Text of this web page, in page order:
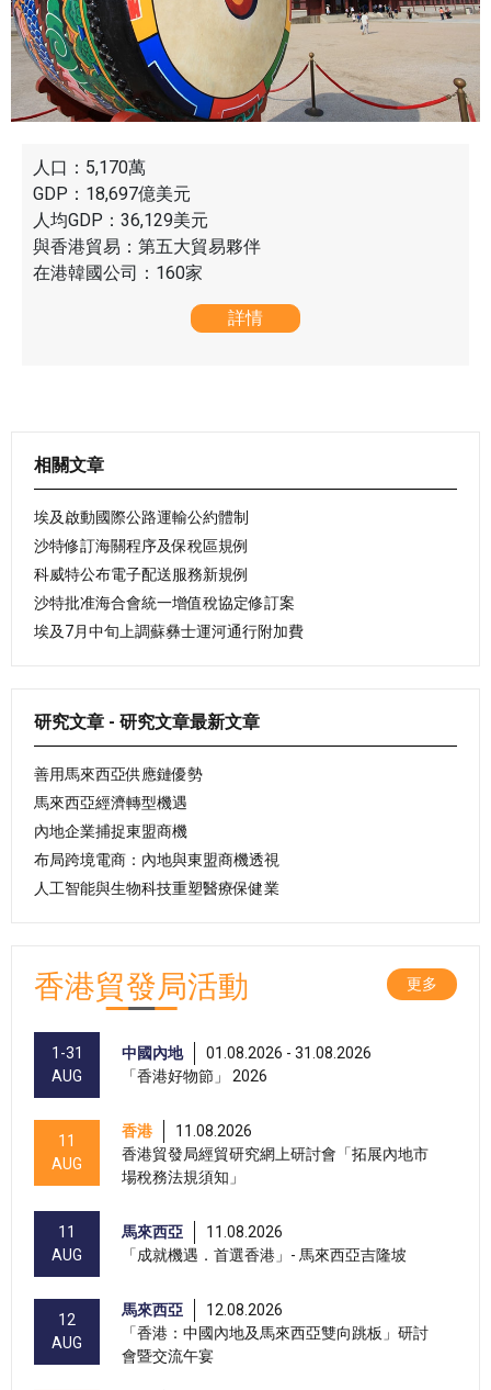
人口：5,170萬
GDP：18,697億美元
人均GDP：36,129美元
與香港貿易：第五大貿易夥伴
在港韓國公司：160家
詳情
相關文章
埃及啟動國際公路運輸公約體制
沙特修訂海關程序及保稅區規例
科威特公布電子配送服務新規例
沙特批准海合會統一增值稅協定修訂案
埃及7月中旬上調蘇彝士運河通行附加費
研究文章 - 研究文章最新文章
善用馬來西亞供應鏈優勢
馬來西亞經濟轉型機遇
內地企業捕捉東盟商機
布局跨境電商：內地與東盟商機透視
人工智能與生物科技重塑醫療保健業
香港貿發局活動 更多
1-31
AUG
中國內地
01.08.2026 - 31.08.2026
「香港好物節」 2026
11
AUG
香港
11.08.2026
香港貿發局經貿研究網上研討會「拓展內地市
場稅務法規須知」
11
AUG
馬來西亞
11.08.2026
「成就機遇．首選香港」- 馬來西亞吉隆坡
12
AUG
馬來西亞
12.08.2026
「香港：中國內地及馬來西亞雙向跳板」研討
會暨交流午宴